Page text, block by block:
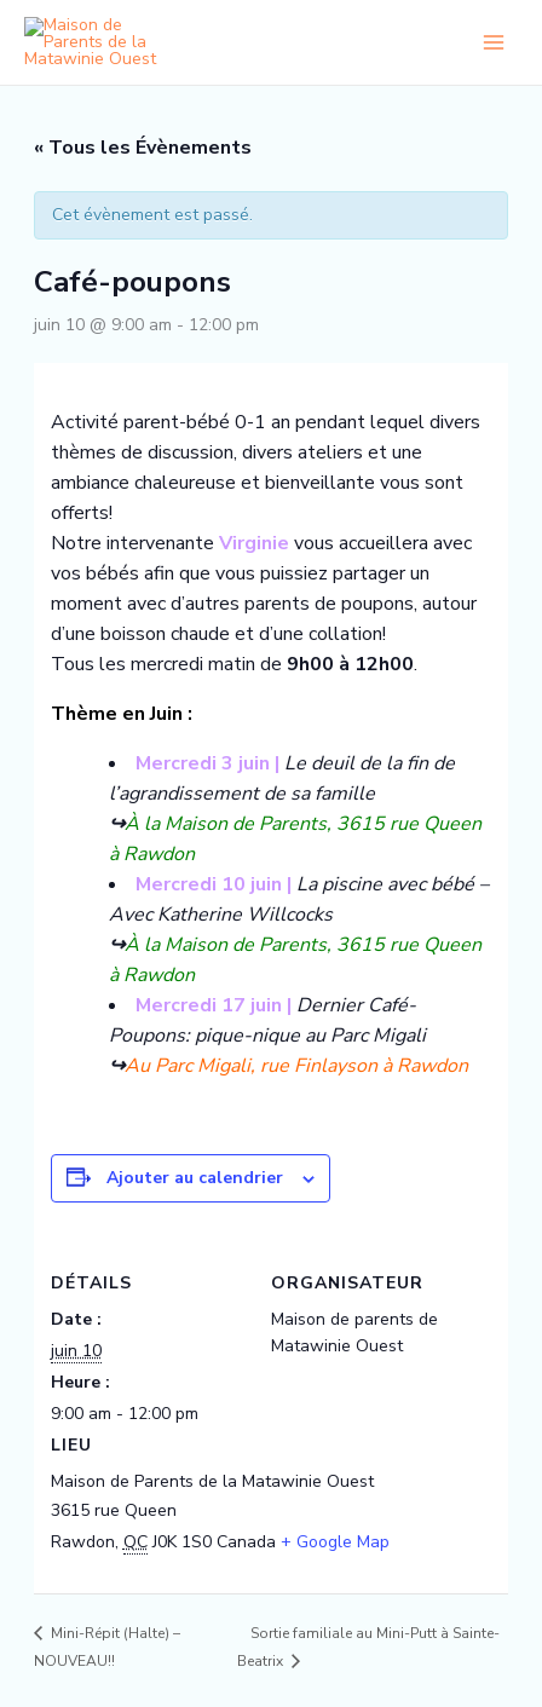
Aller
contenu
« Tous les Évènements
Cet évènement est passé.
Café-poupons
juin 10 @ 9:00 am - 12:00 pm
Activité parent-bébé 0-1 an pendant lequel divers
thèmes de discussion, divers ateliers et une
ambiance chaleureuse et bienveillante vous sont
offerts!
Notre intervenante Virginie vous accueillera avec
vos bébés afin que vous puissiez partager un
moment avec d’autres parents de poupons, autour
d’une boisson chaude et d’une collation!
Tous les mercredi matin de 9h00 à 12h00.
Thème en Juin :
Mercredi 3 juin | Le deuil de la fin de
l’agrandissement de sa famille
↪️À la Maison de Parents, 3615 rue Queen
à Rawdon
Mercredi 10 juin | La piscine avec bébé –
Avec Katherine Willcocks
↪️À la Maison de Parents, 3615 rue Queen
à Rawdon
Mercredi 17 juin | Dernier Café-
Poupons: pique-nique au Parc Migali
↪️Au Parc Migali, rue Finlayson à Rawdon
Ajouter au calendrier
DÉTAILS
Date :
juin 10
Heure :
9:00 am - 12:00 pm
LIEU
Maison de Parents de la Matawinie Ouest
3615 rue Queen
Rawdon, QC J0K 1S0 Canada + Google Map
ORGANISATEUR
Maison de parents de
Matawinie Ouest
Mini-Répit (Halte) –
NOUVEAU!!
Sortie familiale au Mini-Putt à Sainte-
Beatrix